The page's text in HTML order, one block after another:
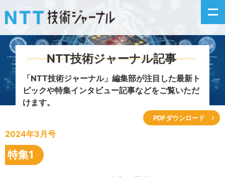
新着情報
NTT技術ジャーナル記事
「NTT技術ジャーナル」編集部が注目した最新ト
ピックや特集インタビュー記事などをご覧いただ
けます。
PDFダウンロード
2024年3月号
特集1